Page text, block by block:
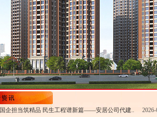
国企担当筑精品 民生工程谱新篇——安居公司代建..